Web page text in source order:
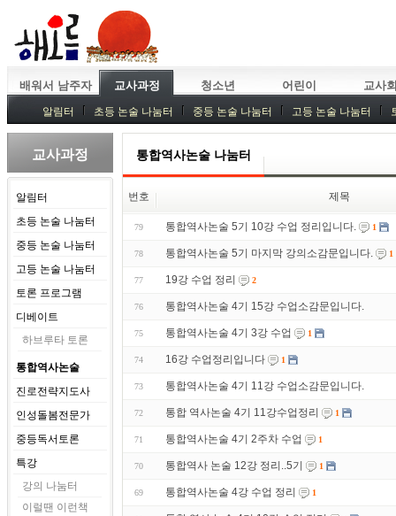
배워서 남주자 교사과정 청소년 어린이 교사
알림터 초등 논술 나눔터 중등 논술 나눔터 고등 논술 나눔터
중등독서토론
특강 중등논술 강사 기획회의 외부강좌
교사과정
알림터
초등 논술 나눔터
중등 논술 나눔터
고등 논술 나눔터
토론 프로그램
디베이트
하브루타 토론
통합역사논술
진로전략지도사
인성돌봄전문가
중등독서토론
특강
강의 나눔터
이럴땐 이런책
통합역사논술 나눔터
번호 제목
79 통합역사논술 5기 10강 수업 정리입니다. 1
78 통합역사논술 5기 마지막 강의소감문입니다. 1
77 19강 수업 정리 2
76 통합역사논술 4기 15강 수업소감문입니다.
75 통합역사논술 4기 3강 수업 1
74 16강 수업정리입니다 1
73 통합역사논술 4기 11강 수업소감문입니다.
72 통합 역사논술 4기 11강수업정리 1
71 통합역사논술 4기 2주차 수업 1
70 통합역사 논술 12강 정리..5기 1
69 통합역사논술 4강 수업 정리 1